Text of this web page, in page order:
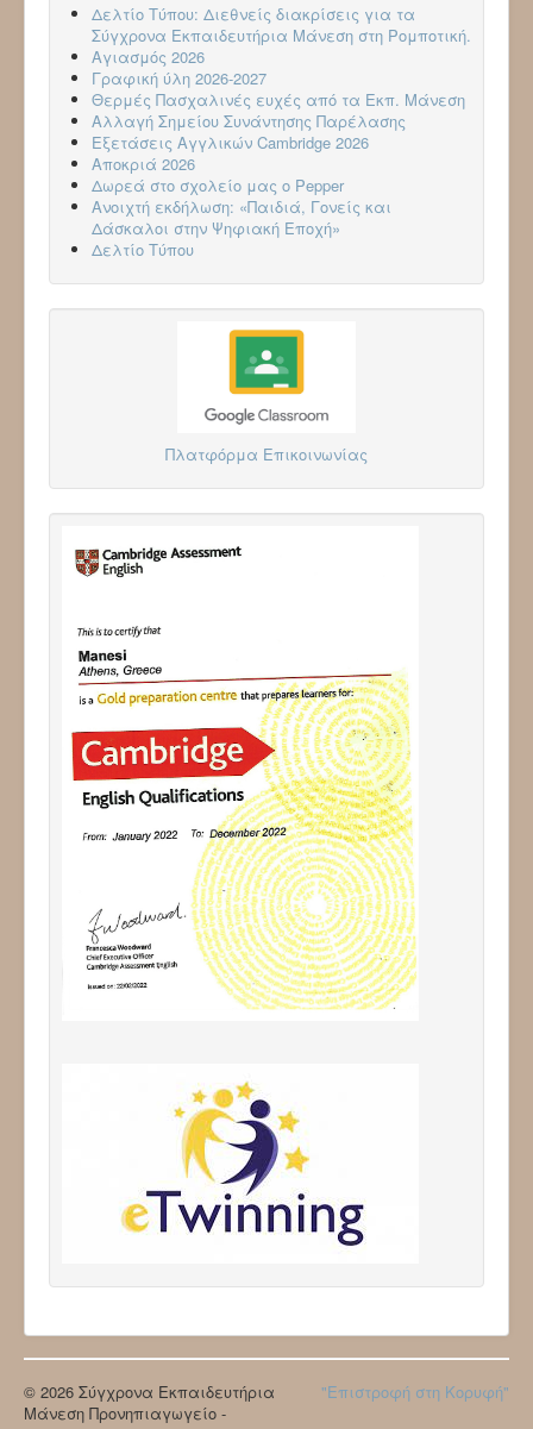
Δελτίο Τύπου: Διεθνείς διακρίσεις για τα
Σύγχρονα Εκπαιδευτήρια Μάνεση στη Ρομποτική.
Αγιασμός 2026
Γραφική ύλη 2026-2027
Θερμές Πασχαλινές ευχές από τα Εκπ. Μάνεση
Αλλαγή Σημείου Συνάντησης Παρέλασης
Εξετάσεις Αγγλικών Cambridge 2026
Aποκριά 2026
Δωρεά στο σχολείο μας ο Pepper
Ανοιχτή εκδήλωση: «Παιδιά, Γονείς και
Δάσκαλοι στην Ψηφιακή Εποχή»
Δελτίο Τύπου
Πλατφόρμα Επικοινωνίας
"Επιστροφή στη Κορυφή"
© 2026 Σύγχρονα Εκπαιδευτήρια
Μάνεση Προνηπιαγωγείο -